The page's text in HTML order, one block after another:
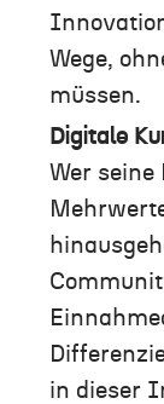
Wege,
müssen.
Digitale
Wer
in dieser